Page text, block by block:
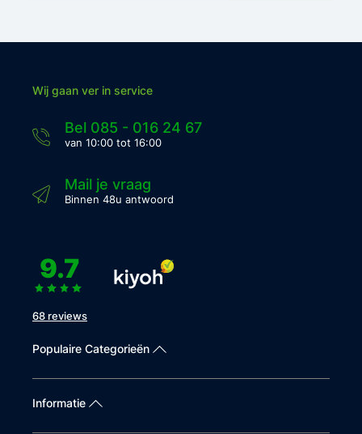
Wij gaan ver in service
Bel 085 - 016 24 67
van 10:00 tot 16:00
Mail je vraag
Binnen 48u antwoord
9.7
68 reviews
Populaire Categorieën
Informatie